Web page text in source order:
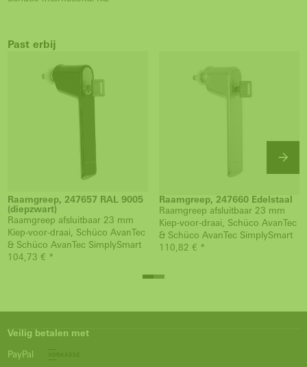
Past erbij
Raamgreep, 247657 RAL 9005
(diepzwart)
Raamgreep afsluitbaar 23 mm
Kiep-voor-draai, Schüco AvanTec
& Schüco AvanTec SimplySmart
104,73 € *
Raamgreep, 247660 Edelstaal
Raamgreep afsluitbaar 23 mm
Kiep-voor-draai, Schüco AvanTec
& Schüco AvanTec SimplySmart
110,82 € *
Veilig betalen met
PayPal